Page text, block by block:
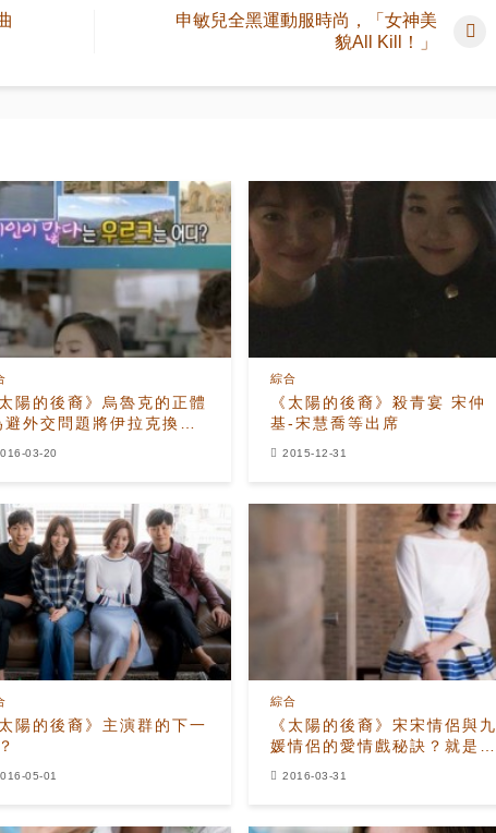
申敏兒全黑運動服時尚，「女神美
貌All Kill！」
太陽的後裔》烏魯克的正體
避外交問題將伊拉克換
03-20
《太陽的後裔》殺青宴 宋仲
基-宋慧喬等出席
綜合
2015-12-31
太陽的後裔》主演群的下一
05-01
《太陽的後裔》宋宋情侶與九
媛情侶的愛情戲秘訣？就是直
綜合
2016-03-31